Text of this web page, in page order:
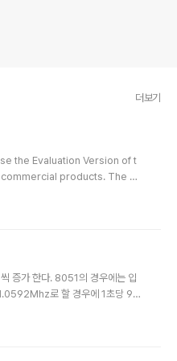
더보기
the Evaluation Version of t
products. The 8
be of any size. Program
증가 한다. 8051의 경우에는 입
로 할 경우에 1초당 92
이 한계이므로 0.07초 70ms